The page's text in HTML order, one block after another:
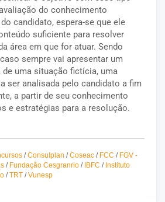
do conhecimento
candidato, espera-se que ele
suficiente para resolver
área em que for atuar. Sendo
sempre vai apresentar um
uma situação fictícia, uma
ser analisada pelo candidato a fim
a partir de seu conhecimento
e estratégias para a resolução.
/Consulplan /Coseac / FCC / FGV -
/ Fundação Cesgranrio / IBFC / Instituto
/TRT /Vunesp